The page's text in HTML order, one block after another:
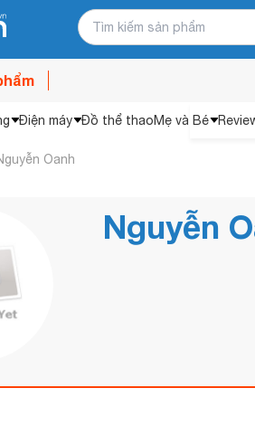
Điện máy Đồ thể thaoMẹ và Bé
Oanh
Nguyễn